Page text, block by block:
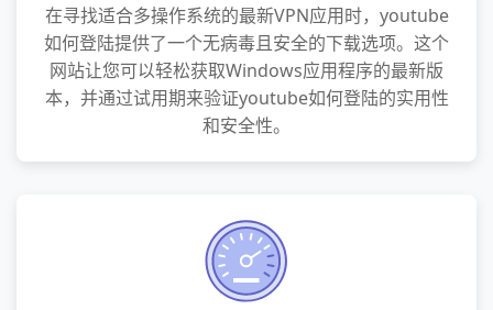
在寻找适合多操作系统的最新VPN应用时，youtube
如何登陆提供了一个无病毒且安全的下载选项。这个
网站让您可以轻松获取Windows应用程序的最新版
本，并通过试用期来验证youtube如何登陆的实用性
和安全性。